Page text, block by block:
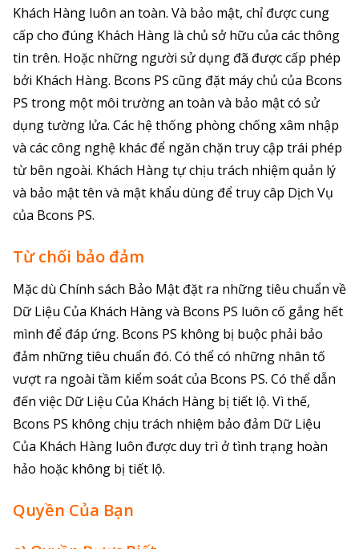
Khách Hàng luôn an toàn. Và bảo mật, chỉ được cung
cấp cho đúng Khách Hàng là chủ sở hữu của các thông
tin trên. Hoặc những người sử dụng đã được cấp phép
bởi Khách Hàng. Bcons PS cũng đặt máy chủ của Bcons
PS trong một môi trường an toàn và bảo mật có sử
dụng tường lửa. Các hệ thống phòng chống xâm nhập
và các công nghệ khác để ngăn chặn truy cập trái phép
từ bên ngoài. Khách Hàng tự chịu trách nhiệm quản lý
và bảo mật tên và mật khẩu dùng để truy câp Dịch Vụ
của Bcons PS.
Từ chối bảo đảm
Mặc dù Chính sách Bảo Mật đặt ra những tiêu chuẩn về
Dữ Liệu Của Khách Hàng và Bcons PS luôn cố gắng hết
mình để đáp ứng. Bcons PS không bị buộc phải bảo
đảm những tiêu chuẩn đó. Có thể có những nhân tố
vượt ra ngoài tầm kiểm soát của Bcons PS. Có thể dẫn
đến việc Dữ Liệu Của Khách Hàng bị tiết lộ. Vì thế,
Bcons PS không chịu trách nhiệm bảo đảm Dữ Liệu
Của Khách Hàng luôn được duy trì ở tình trạng hoàn
hảo hoặc không bị tiết lộ.
Quyền Của Bạn